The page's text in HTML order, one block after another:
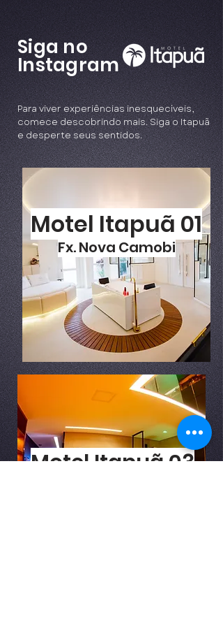
Siga no
Instagram
Para viver experiências inesquecíveis,
comece descobrindo mais. Siga o Itapuã
e desperte seus sentidos.
Motel Itapuã 01
Fx. Nova Camobi
Motel Itapuã 03